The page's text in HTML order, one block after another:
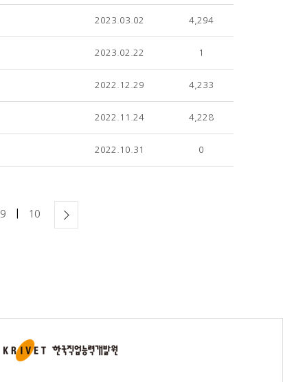
2023.03.02 4,294
2023.02.22 1
2022.12.29 4,233
2022.11.24 4,228
2022.10.31 0
9 10